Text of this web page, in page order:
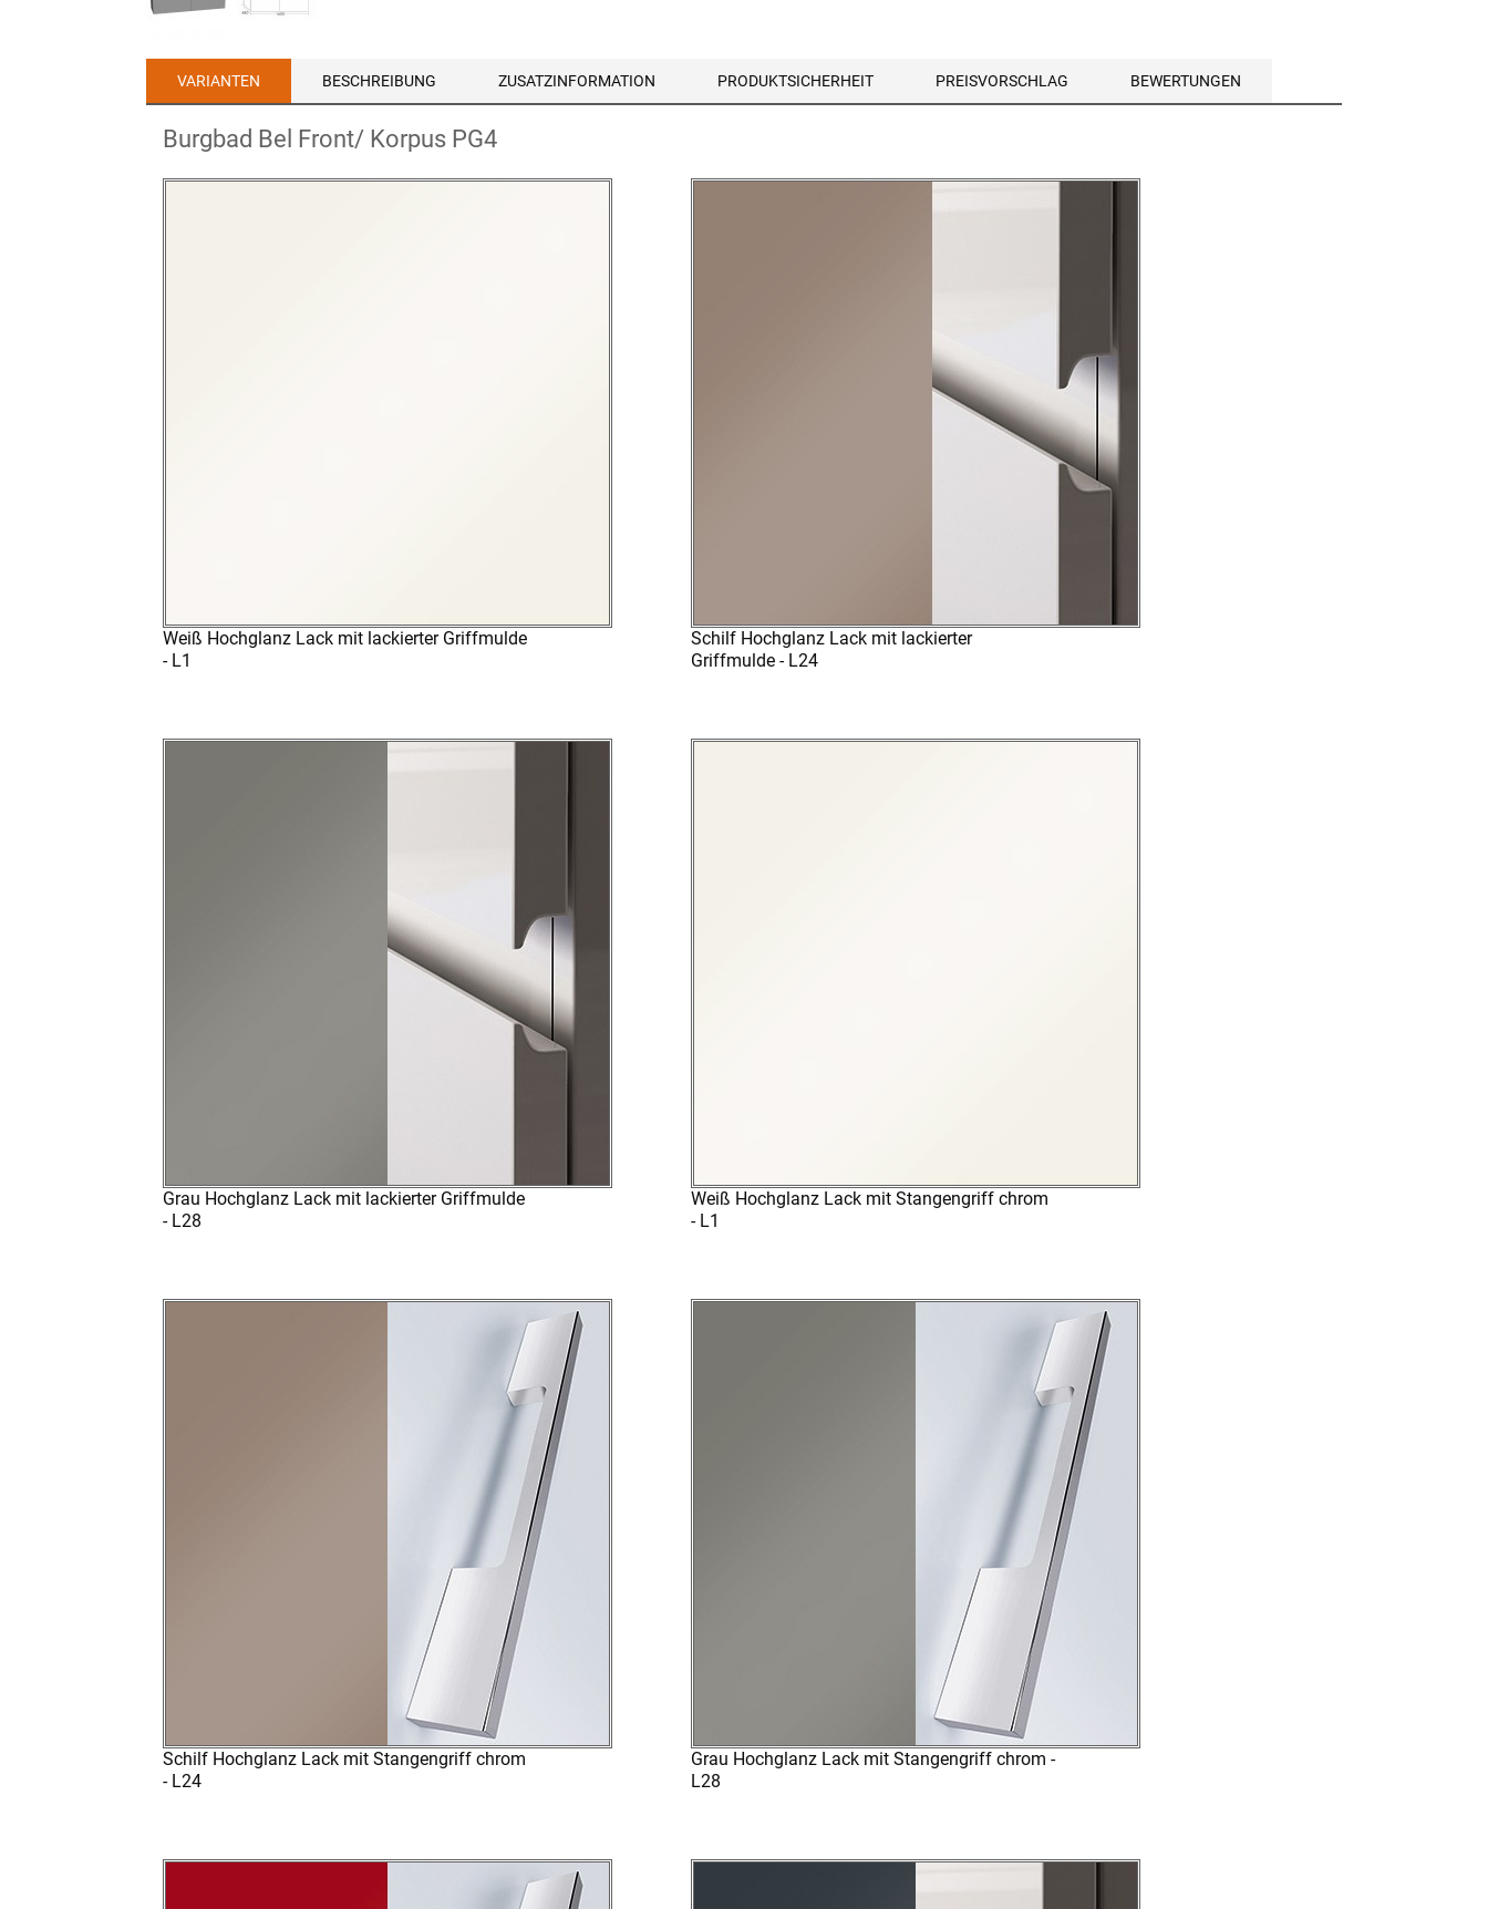
VARIANTEN BESCHREIBUNG ZUSATZINFORMATION PRODUKTSICHERHEIT PREISVORSCHLAG BEWERTUNGEN
Burgbad Bel Front/ Korpus PG4
Weiß Hochglanz Lack mit lackierter Griffmulde
- L1
Schilf Hochglanz Lack mit lackierter
Griffmulde - L24
Grau Hochglanz Lack mit lackierter Griffmulde
- L28
Weiß Hochglanz Lack mit Stangengriff chrom
- L1
Schilf Hochglanz Lack mit Stangengriff chrom
- L24
Grau Hochglanz Lack mit Stangengriff chrom -
L28